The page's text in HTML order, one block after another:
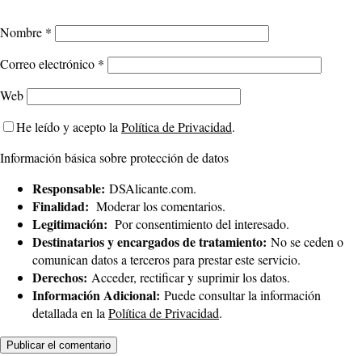
Nombre *
Correo electrónico *
Web
He leído y acepto la Política de Privacidad.
Información básica sobre protección de datos
Responsable: DSAlicante.com.
Finalidad: Moderar los comentarios.
Legitimación: Por consentimiento del interesado.
Destinatarios y encargados de tratamiento: No se ceden o
comunican datos a terceros para prestar este servicio.
Derechos: Acceder, rectificar y suprimir los datos.
Información Adicional: Puede consultar la información
detallada en la Política de Privacidad.